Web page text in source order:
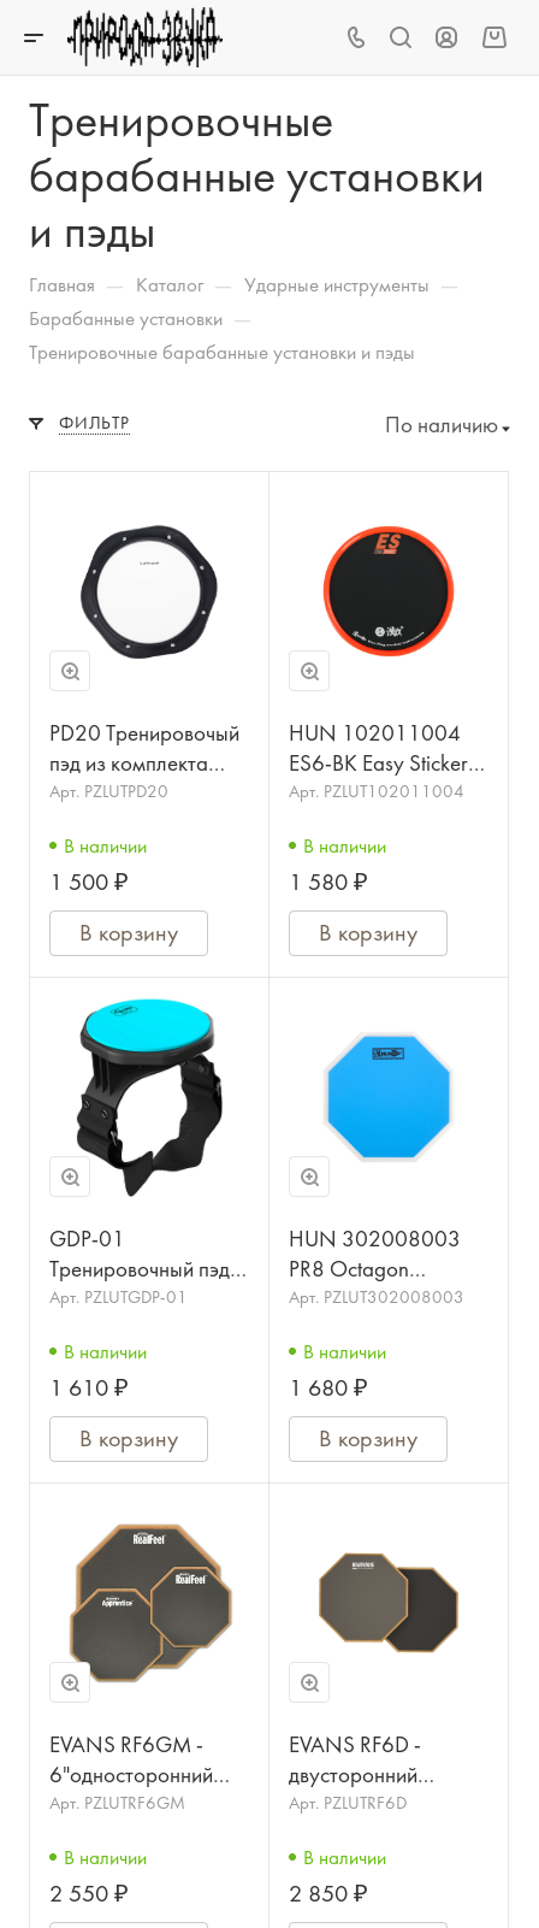
Тренировочные
барабанные установки
и пэды
Главная — Каталог — Ударные инструменты —
Барабанные установки —
Тренировочные барабанные установки и пэды
ФИЛЬТР По наличию
PD20 Тренировочый
пэд из комплекта
TL32CJ. LUTNER
Арт. PZLUTPD20
В наличии
1 500 ₽
В корзину
HUN 102011004
ES6-BK Easy Sticker
Тренировочный пэд
Арт. PZLUT102011004
В наличии
1 580 ₽
В корзину
GDP-01
Тренировочный пэд
наколенный, Guitto
Арт. PZLUTGDP-01
В наличии
1 610 ₽
В корзину
HUN 302008003
PR8 Octagon
Тренировочный пэд,
Арт. PZLUT302008003
В наличии
1 680 ₽
В корзину
EVANS RF6GM -
6"односторонний
пэд,отверстие 8мм
Арт. PZLUTRF6GM
В наличии
2 550 ₽
EVANS RF6D -
двусторонний
тренировочный пэд
Арт. PZLUTRF6D
В наличии
2 850 ₽